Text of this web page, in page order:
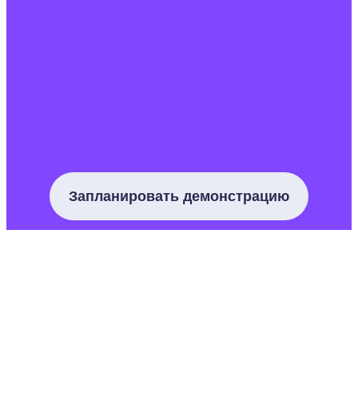
Запланировать демонстрацию